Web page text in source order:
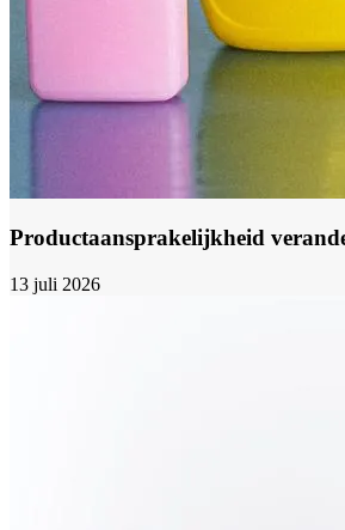
Productaansprakelijkheid
13 juli 2026